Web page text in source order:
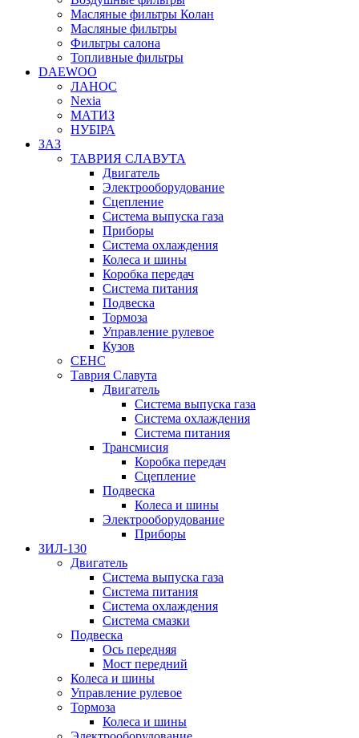
Масляные фильтры Колан
Масляные фильтры
Фильтры салона
Топливные фильтры
DAEWOO
ЛАНОС
Nexia
МАТИЗ
НУБІРА
ЗАЗ
ТАВРИЯ СЛАВУТА
Двигатель
Электрооборудование
Сцепление
Система выпуска газа
Приборы
Система охлаждения
Колеса и шины
Коробка передач
Система питания
Подвеска
Тормоза
Управление рулевое
Кузов
СЕНС
Таврия Славута
Двигатель
Система выпуска газа
Система охлаждения
Система питания
Трансмисия
Коробка передач
Сцепление
Подвеска
Колеса и шины
Электрооборудование
Приборы
ЗИЛ-130
Двигатель
Система выпуска газа
Система питания
Система охлаждения
Система смазки
Подвеска
Ось передняя
Мост передний
Колеса и шины
Управление рулевое
Тормоза
Колеса и шины